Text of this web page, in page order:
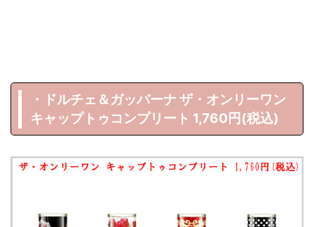
・ドルチェ＆ガッバーナ ザ・オンリーワン
キャップトゥコンプリート 1,760円(税込)